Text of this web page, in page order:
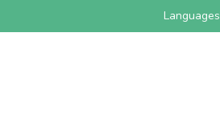
Languages